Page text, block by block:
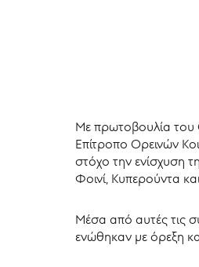
Με πρωτοβουλία του
Επίτροπο Ορεινών
στόχο την ενίσχυση
Φοινί, Κυπερούντα
Μέσα από αυτές τις
ενώθηκαν με όρεξη